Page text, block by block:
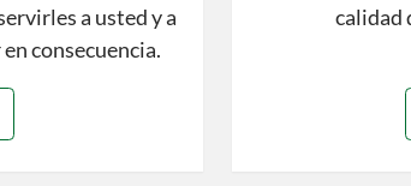
a usted y a
consecuencia.
calidad